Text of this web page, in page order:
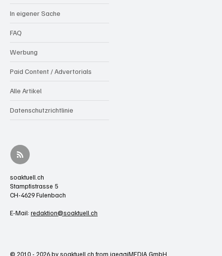
In eigener Sache
FAQ
Werbung
Paid Content / Advertorials
Alle Artikel
Datenschutzrichtlinie
soaktuell.ch
Stampfistrasse 5
CH-4629 Fulenbach
E-Mail: redaktion@soaktuell.ch
© 2010 - 2026 by soaktuell.ch from jaeggiMEDIA GmbH